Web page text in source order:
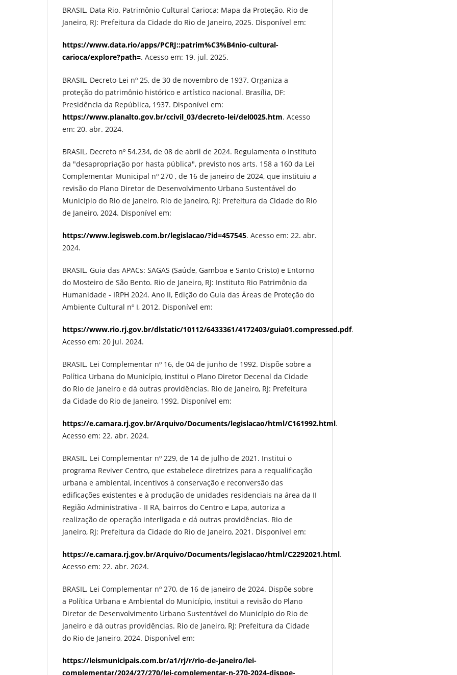
BRASIL. Data Rio. Patrimônio Cultural Carioca: Mapa da Proteção. Rio de
Janeiro, RJ: Prefeitura da Cidade do Rio de Janeiro, 2025. Disponível em:
https://www.data.rio/apps/PCRJ::patrim%C3%B4nio-cultural-
carioca/explore?path=. Acesso em: 19. jul. 2025.
BRASIL. Decreto-Lei nº 25, de 30 de novembro de 1937. Organiza a
proteção do patrimônio histórico e artístico nacional. Brasília, DF:
Presidência da República, 1937. Disponível em:
https://www.planalto.gov.br/ccivil_03/decreto-lei/del0025.htm. Acesso
em: 20. abr. 2024.
BRASIL. Decreto nº 54.234, de 08 de abril de 2024. Regulamenta o instituto
da "desapropriação por hasta pública", previsto nos arts. 158 a 160 da Lei
Complementar Municipal nº 270 , de 16 de janeiro de 2024, que instituiu a
revisão do Plano Diretor de Desenvolvimento Urbano Sustentável do
Município do Rio de Janeiro. Rio de Janeiro, RJ: Prefeitura da Cidade do Rio
de Janeiro, 2024. Disponível em:
https://www.legisweb.com.br/legislacao/?id=457545. Acesso em: 22. abr.
2024.
BRASIL. Guia das APACs: SAGAS (Saúde, Gamboa e Santo Cristo) e Entorno
do Mosteiro de São Bento. Rio de Janeiro, RJ: Instituto Rio Patrimônio da
Humanidade - IRPH 2024. Ano II, Edição do Guia das Áreas de Proteção do
Ambiente Cultural nº I, 2012. Disponível em:
https://www.rio.rj.gov.br/dlstatic/10112/6433361/4172403/guia01.compressed.pdf.
Acesso em: 20 jul. 2024.
BRASIL. Lei Complementar nº 16, de 04 de junho de 1992. Dispõe sobre a
Política Urbana do Município, institui o Plano Diretor Decenal da Cidade
do Rio de Janeiro e dá outras providências. Rio de Janeiro, RJ: Prefeitura
da Cidade do Rio de Janeiro, 1992. Disponível em:
https://e.camara.rj.gov.br/Arquivo/Documents/legislacao/html/C161992.html.
Acesso em: 22. abr. 2024.
BRASIL. Lei Complementar nº 229, de 14 de julho de 2021. Institui o
programa Reviver Centro, que estabelece diretrizes para a requalificação
urbana e ambiental, incentivos à conservação e reconversão das
edificações existentes e à produção de unidades residenciais na área da II
Região Administrativa - II RA, bairros do Centro e Lapa, autoriza a
realização de operação interligada e dá outras providências. Rio de
Janeiro, RJ: Prefeitura da Cidade do Rio de Janeiro, 2021. Disponível em:
https://e.camara.rj.gov.br/Arquivo/Documents/legislacao/html/C2292021.html.
Acesso em: 22. abr. 2024.
BRASIL. Lei Complementar nº 270, de 16 de janeiro de 2024. Dispõe sobre
a Política Urbana e Ambiental do Município, institui a revisão do Plano
Diretor de Desenvolvimento Urbano Sustentável do Município do Rio de
Janeiro e dá outras providências. Rio de Janeiro, RJ: Prefeitura da Cidade
do Rio de Janeiro, 2024. Disponível em:
https://leismunicipais.com.br/a1/rj/r/rio-de-janeiro/lei-
complementar/2024/27/270/lei-complementar-n-270-2024-dispoe-